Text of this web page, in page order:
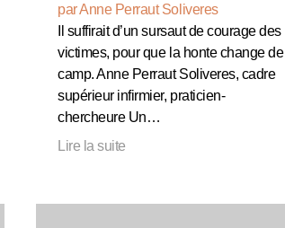
par Anne Perraut Soliveres
Il suffirait d’un sursaut de courage des
victimes, pour que la honte change de
camp. Anne Perraut Soliveres, cadre
supérieur infirmier, praticien-
chercheure Un…
Lire la suite